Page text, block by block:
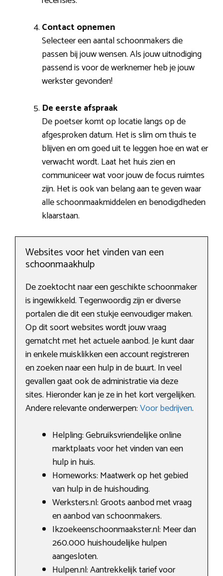
Contact opnemen
Selecteer een aantal schoonmakers die
passen bij jouw wensen. Als jouw uitnodiging
passend is voor de werknemer heb je jouw
werkster gevonden!
De eerste afspraak
De poetser komt op locatie langs op de
afgesproken datum. Het is slim om thuis te
blijven en om goed uit te leggen hoe en wat er
verwacht wordt. Laat het huis zien en
communiceer wat voor jouw de focus ruimtes
zijn. Het is ook van belang aan te geven waar
alle schoonmaakmiddelen en benodigdheden
klaarstaan.
Websites voor het vinden van een
schoonmaakhulp
De zoektocht naar een geschikte schoonmaker
is ingewikkeld. Tegenwoordig zijn er diverse
portalen die dit een stukje eenvoudiger maken.
Op dit soort websites wordt jouw vraag
gematcht met het actuele aanbod. Je kunt daar
in enkele muisklikken een account registreren
en zoeken naar een hulp in de buurt. In veel
gevallen gaat ook de administratie via deze
sites. Hieronder kan je ze in het kort vergelijken.
Andere relevante onderwerpen:Voor bedrijven.
Helpling: Gebruiksvriendelijke online
marktplaats voor het vinden van een
hulp in huis.
Homeworks: Maatwerk op het gebied
van hulp in de huishouding.
Werksters.nl: Groots aanbod met vraag
en aanbod van schoonmakers.
Ikzoekeenschoonmaakster.nl: Meer dan
260.000 huishoudelijke hulpen
aangesloten.
Hulpen.nl: Aantrekkelijk tarief voor